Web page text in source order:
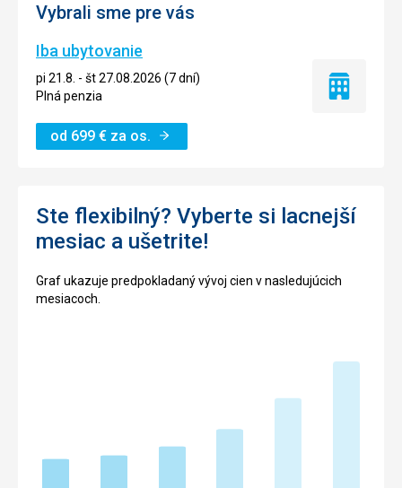
Vybrali sme pre vás
Iba ubytovanie
pi 21.8. - št 27.08.2026 (7 dní)
Plná penzia
od 699 € za os.
Iba
Ste flexibilný? Vyberte si lacnejší
mesiac a ušetrite!
Graf ukazuje predpokladaný vývoj cien v nasledujúcich
mesiacoch.